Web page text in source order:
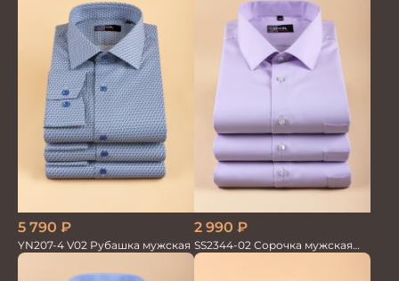
5 790 ₽
YN207-4 V02 Рубашка мужская
2 990 ₽
SS2344-02 Сорочка мужская
кор.рукав бамбук